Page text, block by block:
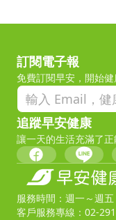
訂閱電子報
免費訂閱早安，開始健
追蹤早安健康
讓一天的生活充滿了
服務時間：週一～週
客戶服務專線：02-